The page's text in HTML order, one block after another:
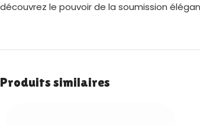
découvrez le pouvoir de la soumission
Produits similaires